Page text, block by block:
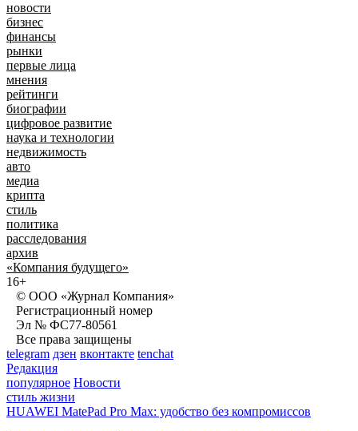
новости
бизнес
финансы
рынки
первые лица
мнения
рейтинги
биографии
цифровое развитие
наука и технологии
недвижимость
авто
медиа
крипта
стиль
политика
расследования
архив
«Компания будущего»
16+
© ООО «Журнал Компания»
Регистрационный номер
Эл № ФС77-80561
Все права защищены
telegram дзен вконтакте tenchat
Редакция
популярное Новости
стиль жизни
HUAWEI MatePad Pro Max: удобство без компромиссов